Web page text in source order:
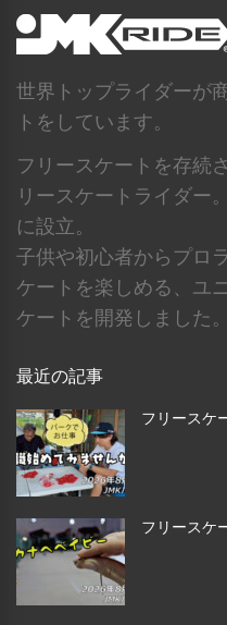
世界トップライダーが
トをしています。
フリースケートを存続
リースケートライダー
に設立。
子供や初心者からプロ
ケートを楽しめる、ユ
ケートを開発しました。
最近の記事
フリースケ
フリースケ